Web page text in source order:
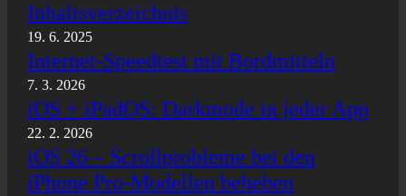
Inhaltsverzeichnis
19. 6. 2025
Internet-Speedtest mit Bordmitteln
7. 3. 2026
iOS + iPadOS: Darkmode in jeder App
22. 2. 2026
iOS 26 – Scrollprobleme bei den
iPhone Pro-Modellen beheben